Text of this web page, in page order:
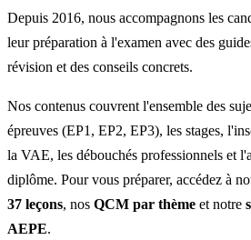
Depuis 2016, nous accompagnons les
leur préparation à l'examen avec des
révision et des conseils concrets.
Nos contenus couvrent l'ensemble des
épreuves (EP1, EP2, EP3), les stages,
la VAE, les débouchés professionnels et
diplôme. Pour vous préparer, accédez à
37 leçons, nos QCM par thème et notre
AEPE.